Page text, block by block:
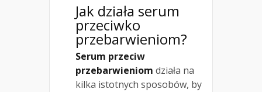
Jak działa serum
przeciwko
przebarwieniom?
Serum przeciw
przebarwieniom działa na
kilka istotnych sposobów, by